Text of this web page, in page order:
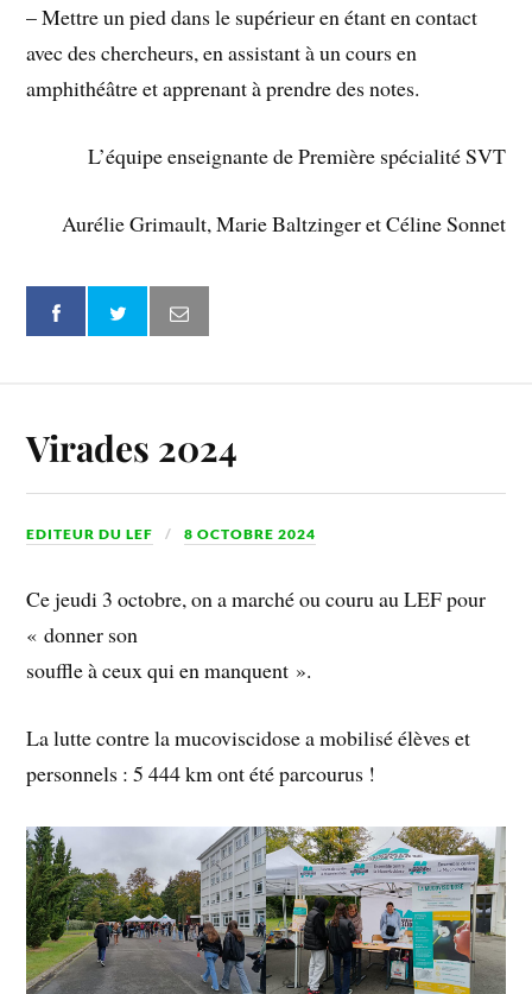
– Mettre un pied dans le supérieur en étant en contact
avec des chercheurs, en assistant à un cours en
amphithéâtre et apprenant à prendre des notes.
L’équipe enseignante de Première spécialité SVT
Aurélie Grimault, Marie Baltzinger et Céline Sonnet
Virades 2024
EDITEUR DU LEF 8 OCTOBRE 2024
Ce jeudi 3 octobre, on a marché ou couru au LEF pour
« donner son
souffle à ceux qui en manquent ».
La lutte contre la mucoviscidose a mobilisé élèves et
personnels : 5 444 km ont été parcourus !